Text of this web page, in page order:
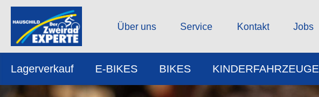
Über uns Service Kontakt Jobs
Lagerverkauf E-BIKES BIKES KINDERFAHRZEUGE